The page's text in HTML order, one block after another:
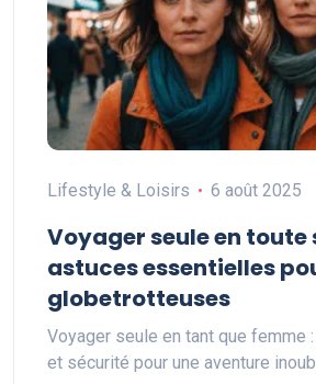
Lifestyle & Loisirs 6 août 2025
Voyager seule en toute
astuces essentielles
globetrotteuses
Voyager seule en tant que femme
et sécurité pour une aventure